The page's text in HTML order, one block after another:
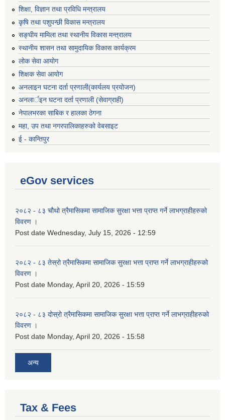
शिक्षा, विज्ञान तथा प्रविधि मन्त्रालय
कृषि तथा पशुपन्छी विकास मन्त्रालय
सङ्घीय मामिला तथा स्थानीय विकास मन्त्रालय
स्थानीय शासन तथा सामुदायिक विकास कार्यक्रम
लोक सेवा आयोग
शिक्षक सेवा आयोग
अनलाइन घटना दर्ता प्रणाली(कार्यलय प्रयोजन)
अनलार्इन घटना दर्ता प्रणाली (सेवाग्राही)
नेपालभरका साबिक र हालका ठेगना
महा, उप तथा नगरपालिकाहरुको वेबसाइट
ई - कान्तिपुर
eGov services
२०८२ - ८३ चौथो त्रैमासिकमा सामाजिक सुरक्षा भत्ता प्राप्त गर्ने लाभग्राहीहरुको
विवरण ।
Post date Wednesday, July 15, 2026 - 12:59
२०८२ - ८३ तेस्रो त्रैमासिकमा सामाजिक सुरक्षा भत्ता प्राप्त गर्ने लाभग्राहीहरुको
विवरण ।
Post date Monday, April 20, 2026 - 15:59
२०८२ - ८३ दोस्रो त्रैमासिकमा सामाजिक सुरक्षा भत्ता प्राप्त गर्ने लाभग्राहीहरुको
विवरण ।
Post date Monday, April 20, 2026 - 15:58
अन्य
Tax & Fees